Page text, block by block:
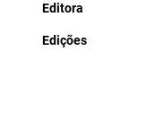
Editora
Edições